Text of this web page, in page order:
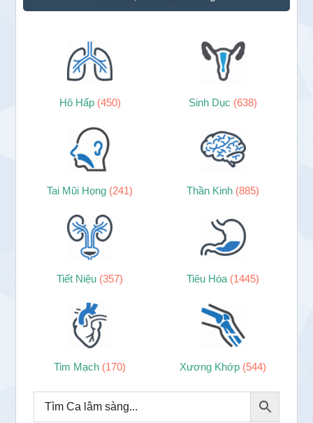
Hô Hấp (450) Sinh Dục (638)
Tai Mũi Họng (241) Thần Kinh (885)
Tiết Niệu (357) Tiêu Hóa (1445)
Tim Mạch (170) Xương Khớp (544)